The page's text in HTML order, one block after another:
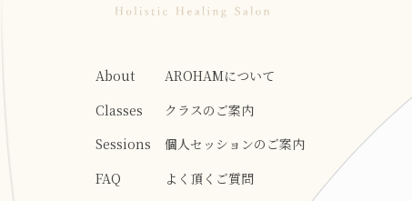
About
AROHAMについて
Classes
クラスのご案内
Sessions
個人セッションのご案内
FAQ
よく頂くご質問